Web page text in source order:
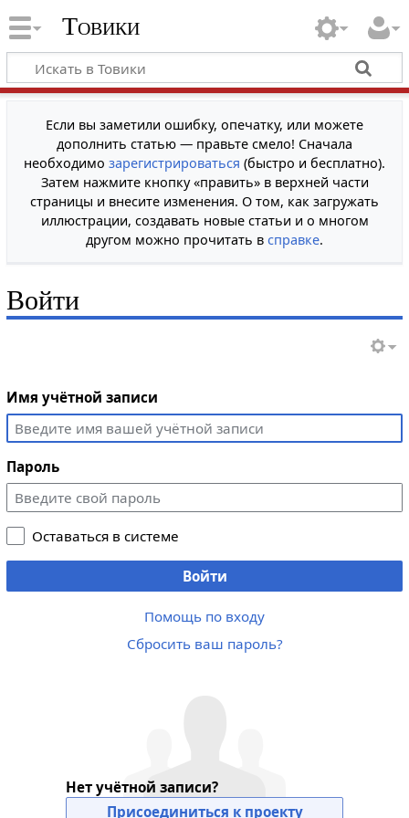
Товики
Если вы заметили ошибку, опечатку, или можете
дополнить статью — правьте смело! Сначала
необходимо зарегистрироваться (быстро и бесплатно).
Затем нажмите кнопку «править» в верхней части
страницы и внесите изменения. О том, как загружать
иллюстрации, создавать новые статьи и о многом
другом можно прочитать в справке.
Войти
Имя учётной записи
Пароль
Оставаться в системе
Войти
Помощь по входу
Сбросить ваш пароль?
Нет учётной записи?
Присоединиться к проекту